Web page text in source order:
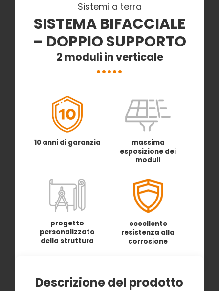
Sistemi a terra
SISTEMA BIFACCIALE
– DOPPIO SUPPORTO
2 moduli in verticale
10 anni di garanzia
massima
esposizione dei
moduli
progetto
personalizzato
della struttura
eccellente
resistenza alla
corrosione
Descrizione del prodotto